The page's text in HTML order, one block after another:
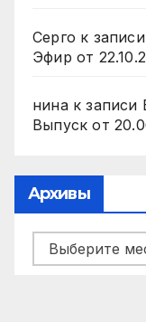
Серго к записи
Эфир от
нинак записи
Выпуск от
Архивы
Архивы